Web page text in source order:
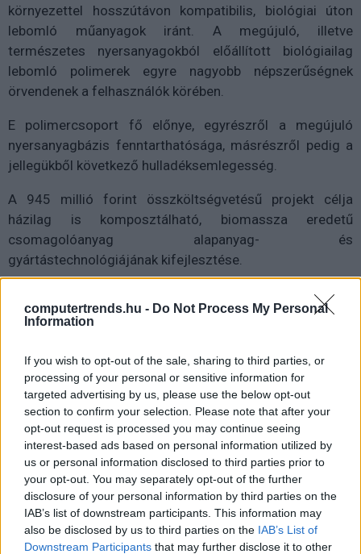
computertrends.hu - Do Not Process My Personal
Information
If you wish to opt-out of the sale, sharing to third parties, or
processing of your personal or sensitive information for
targeted advertising by us, please use the below opt-out
section to confirm your selection. Please note that after your
opt-out request is processed you may continue seeing
interest-based ads based on personal information utilized by
us or personal information disclosed to third parties prior to
your opt-out. You may separately opt-out of the further
disclosure of your personal information by third parties on the
IAB’s list of downstream participants. This information may
also be disclosed by us to third parties on the IAB’s List of
Downstream Participants that may further disclose it to other
környezettel hosszútávon kompatibilis, biológiai úton
lebomló műanyagok iránt. A megújuló, illetve
természetes nyersanyagokból előállított biológiailag
lebomló polimerek egyre nagyobb népszerűségnek
örvendenek a felhasználók körében.
E polimercsoport fő előnye, egyrészről a megújuló
nyersanyagbázis fenntarthatósága, másrészről pedig a
jellegükből következő hulladéksemlegesség.
A 945 millió forint összköltségvetésű projekt célja
házilag is komposztálható, biomassza eredetű
csomagolóanyag alapanyag- és
gyártástechnológiájának kifejlesztése.
Ez az új típusú csomagolóanyag alkalmas lesz a nem
lebomló, hagyományos műanyagok kiváltására,
A 2026 végéig tartó projekt során olyan gyártási
kapacitást kívánnak létrehozni, amely lehetővé teszi
megújuló nyersanyagokon alapuló polimerek előállítását.
Ezek a polimerek szabályozott vízoldhatósággal és
biológiai lebonthatósággal rendelkeznek, lehetővé téve a
csomagolóanyagok élettartamának optimalizálását,
miközben lebomlásuk során sem mikro-, sem